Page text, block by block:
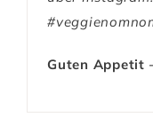
Guten Appetit